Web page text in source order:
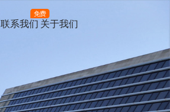
联系我们
免费
关于我们